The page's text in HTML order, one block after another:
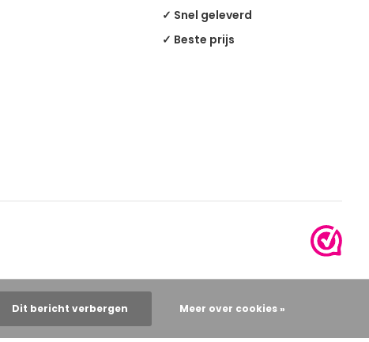
✓ Snel geleverd
✓ Beste prijs
Dit bericht verbergen Meer over cookies »